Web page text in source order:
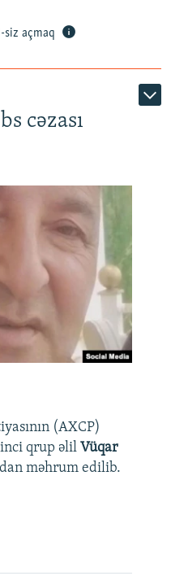
siz açmaq
cəzası
(AXCP)
qrup əlil Vüqar
məhrum edilib.